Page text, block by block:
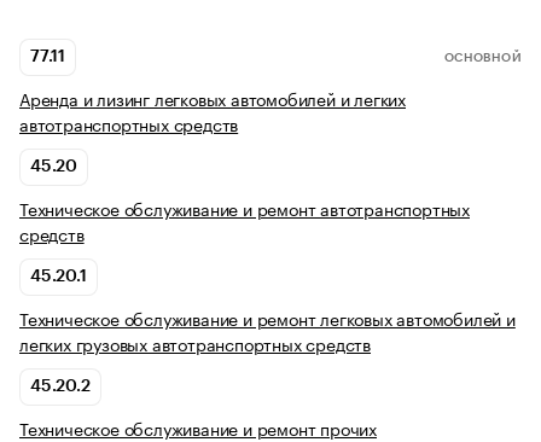
77.11 ОСНОВНОЙ
Аренда и лизинг легковых автомобилей и легких
автотранспортных средств
45.20
Техническое обслуживание и ремонт автотранспортных
средств
45.20.1
Техническое обслуживание и ремонт легковых автомобилей и
легких грузовых автотранспортных средств
45.20.2
Техническое обслуживание и ремонт прочих